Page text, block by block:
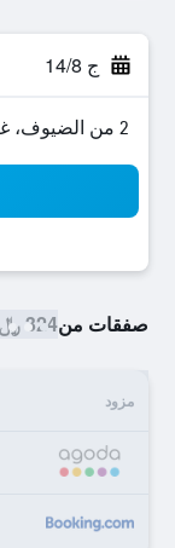
ج 14/8
2 من الضيوف، غرفة واحدة
صفقات من324 ﷼
مزود